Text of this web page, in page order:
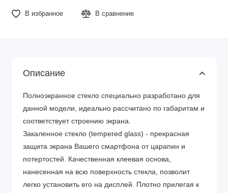
В избранное В сравнение
Описание
Полноэкранное стекло специально разработано для
данной модели, идеально рассчитано по габаритам и
соответствует строению экрана.
Закаленное стекло (tempered glass) - прекрасная
защита экрана Вашего смартфона от царапин и
потертостей. Качественная клеевая основа,
нанесенная на всю поверхность стекла, позволит
легко установить его на дисплей. Плотно прилегая к